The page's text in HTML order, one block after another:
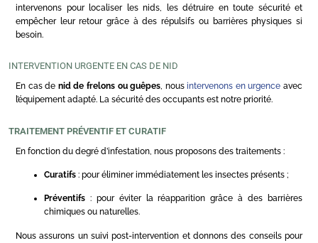
intervenons pour localiser les nids, les détruire en toute sécurité et
empêcher leur retour grâce à des répulsifs ou barrières physiques si
besoin.
INTERVENTION URGENTE EN CAS DE NID
En cas de nid de frelons ou guêpes, nousintervenons en urgence avec
l’équipement adapté. La sécurité des occupants est notre priorité.
TRAITEMENT PRÉVENTIF ET CURATIF
En fonction du degré d’infestation, nous proposons des traitements :
Curatifs : pour éliminer immédiatement les insectes présents ;
Préventifs : pour éviter la réapparition grâce à des barrières
chimiques ou naturelles.
Nous assurons un suivi post-intervention et donnons des conseils pour